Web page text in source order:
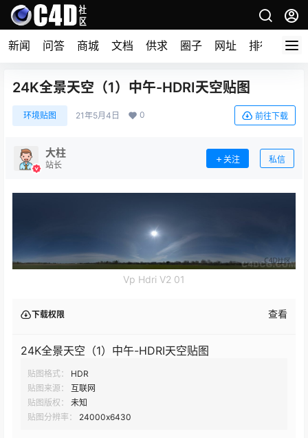
新闻 问答 商城 文档 供求 圈子 网址 排行榜
24K全景天空（1）中午-HDRI天空贴图
环境贴图 21年5月4日 0 前往下载
大柱
站长
关注 私信
Vp Hdri V2 01
下载权限 查看
24K全景天空（1）中午-HDRI天空贴图
贴图格式：
HDR
贴图来源：
互联网
贴图版权：
未知
贴图分辨率：
24000x6430